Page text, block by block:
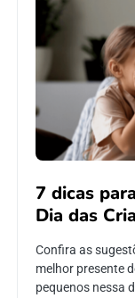
7 dicas
Dia das
Confira as
melhor presente
pequenos nessa